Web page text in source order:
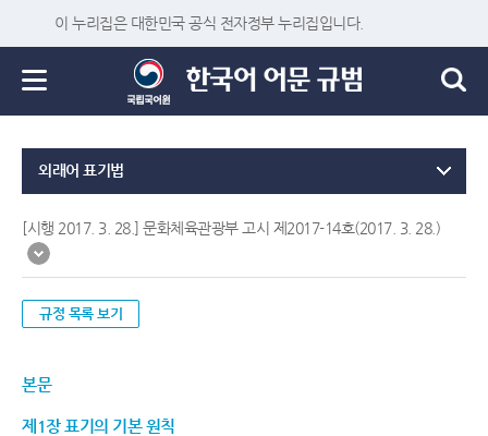
이 누리집은 대한민국 공식 전자정부 누리집입니다.
외래어 표기법
[시행 2017. 3. 28.] 문화체육관광부 고시 제2017-14호(2017. 3. 28.)
규정 목록 보기
본문
제1장 표기의 기본 원칙